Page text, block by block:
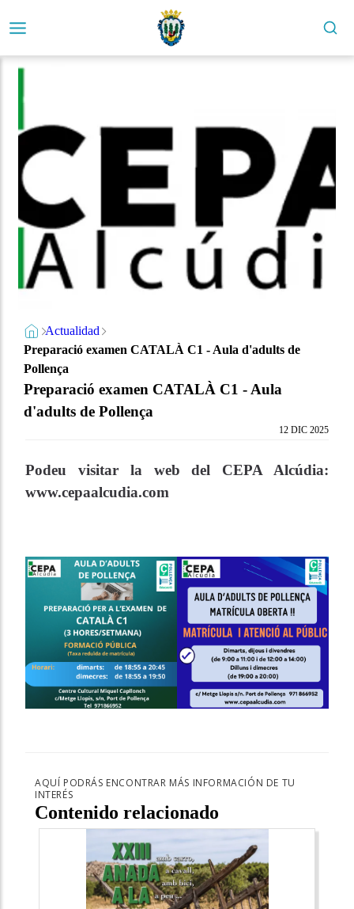
Actualidad
Preparació examen CATALÀ C1 - Aula d'adults de
Pollença
Preparació examen CATALÀ C1 - Aula
d'adults de Pollença
12 DIC 2025
Podeu visitar la web del CEPA Alcúdia:
www.cepaalcudia.com
AQUÍ PODRÁS ENCONTRAR MÁS INFORMACIÓN DE TU
INTERÉS
Contenido relacionado